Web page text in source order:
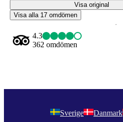
Visa original
Visa alla 17 omdömen
4.3
362 omdömen
Sverige Danmark